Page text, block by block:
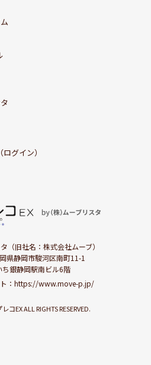
グイン）
（旧社名：株式会社ムーブ）
県静岡市駿河区南町11-1
ち銀静岡駅南ビル6階
： https://www.move-p.jp/
コEX ALL RIGHTS RESERVED.